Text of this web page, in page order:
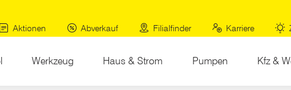
Aktionen
Abverkauf Filialfinder Karriere
Werkzeug Haus & Strom Pumpen Kfz &